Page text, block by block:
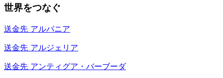
世界をつなぐ
送金先 アルバニア
送金先 アルジェリア
送金先 アンティグア・バーブーダ